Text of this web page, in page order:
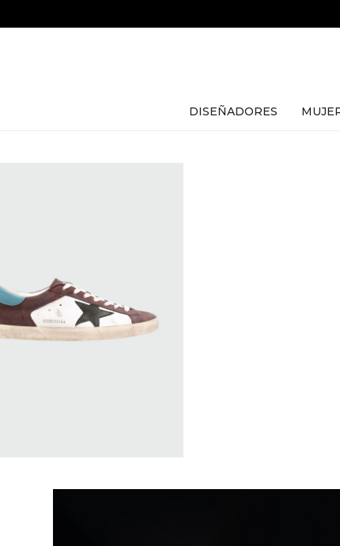
DISEÑADORES